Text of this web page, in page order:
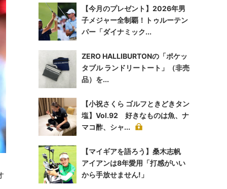
【今月のプレゼント】2026年男
子メジャー全制覇！トゥルーテン
パー「ダイナミック...
ZERO HALLIBURTONの「ポケッ
タブル ランドリートート」（非売
品）を...
【小祝さくら ゴルフときどきタン
塩】Vol.92 好きなものは魚、ナ
マコ酢、シャ...
【マイギアを語ろう】桑木志帆
アイアンは8年愛用「打感がいい
から手放せません!」